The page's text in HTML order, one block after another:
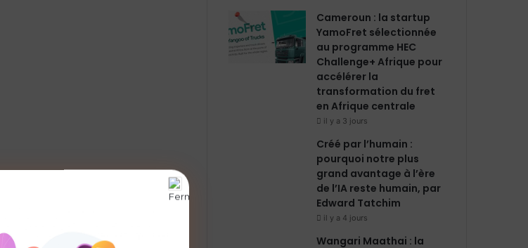
m
Cameroun : la startup
YamoFret sélectionnée
au programme HEC
Challenge+ Afrique pour
accélérer la
transformation du fret
en Afrique centrale
il y a 3 jours
Créé par l’humain :
pourquoi notre plus
grand avantage à l’ère
de l’IA reste humain, par
Edward Tatchim
il y a 4 jours
Wangari Maathai : la